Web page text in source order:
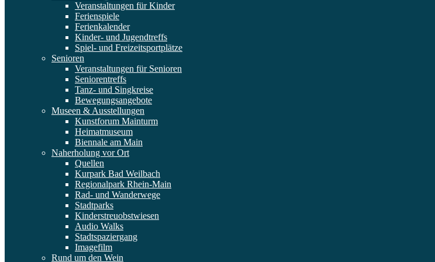
Veranstaltungen für Kinder
Ferienspiele
Ferienkalender
Kinder- und Jugendtreffs
Spiel- und Freizeitsportplätze
Senioren
Veranstaltungen für Senioren
Seniorentreffs
Tanz- und Singkreise
Bewegungsangebote
Museen & Ausstellungen
Kunstforum Mainturm
Heimatmuseum
Biennale am Main
Naherholung vor Ort
Quellen
Kurpark Bad Weilbach
Regionalpark Rhein-Main
Rad- und Wanderwege
Stadtparks
Kinderstreuobstwiesen
Audio Walks
Stadtspaziergang
Imagefilm
Rund um den Wein